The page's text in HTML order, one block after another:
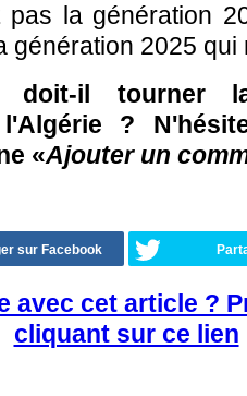
pas la génération
génération 2025
doit-il tourner
l'Algérie ?
«Ajouter un
sur Facebook
avec cet article ?
cliquant sur ce lien